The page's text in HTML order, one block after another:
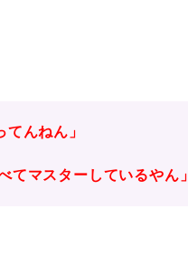
てんねん」
てマスターしているやん」